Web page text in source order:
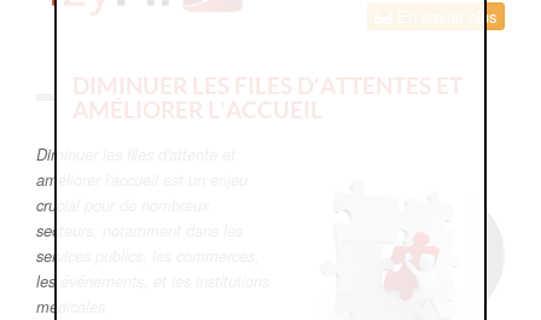
En savoir plus
DIMINUER LES FILES D'ATTENTES ET
AMÉLIORER L'ACCUEIL
Diminuer les files d'attente et
améliorer l'accueil est un enjeu
crucial pour de nombreux
secteurs, notamment dans les
services publics, les commerces,
les événements, et les institutions
médicales.